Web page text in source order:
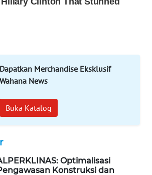
Dapatkan Merchandise Eksklusif
Wahana News
Buka Katalog
Optimalisasi
Konstruksi dan